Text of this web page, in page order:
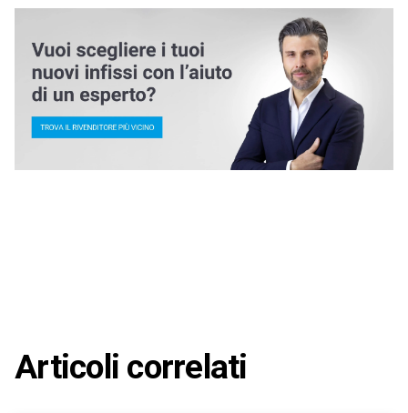
Articoli correlati